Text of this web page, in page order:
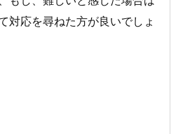
対応を尋ねた方が良いでしょ